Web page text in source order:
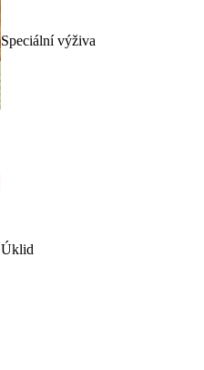
Speciální výživa
Úklid